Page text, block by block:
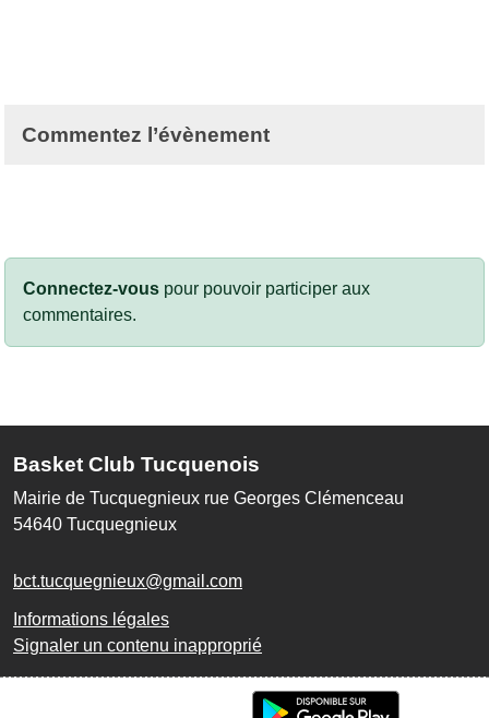
Commentez l’évènement
Connectez-vous pour pouvoir participer aux
commentaires.
Basket Club Tucquenois
Mairie de Tucquegnieux rue Georges Clémenceau
54640 Tucquegnieux
bct.tucquegnieux@gmail.com
Informations légales
Signaler un contenu inapproprié